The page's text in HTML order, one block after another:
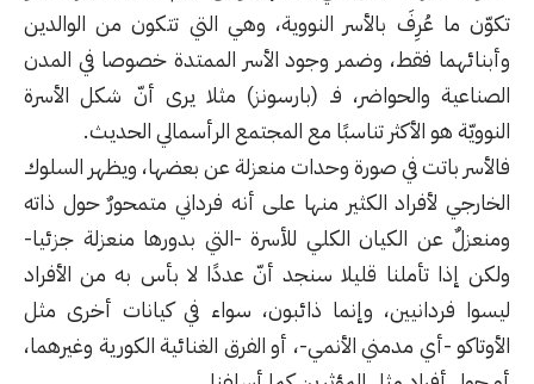
تكوّن ما عُرِفَ بالأسر النووية، وهي التي تتكون من الوالدين
وأبنائهما فقط، وضمر وجود الأسر الممتدة خصوصا في المدن
الصناعية والحواضر، فـ (بارسونز) مثلا يرى أنّ شكل الأسرة
النوويّة هو الأكثر تناسبًا مع المجتمع الرأسمالي الحديث.
فالأسر باتت في صورة وحدات منعزلة عن بعضها، ويظهر السلوك
الخارجي لأفراد الكثير منها على أنه فرداني متمحورٌ حول ذاته
ومنعزلٌ عن الكيان الكلي للأسرة -التي بدورها منعزلة جزئيا-
ولكن إذا تأملنا قليلا سنجد أنّ عددًا لا بأس به من الأفراد
ليسوا فردانيين، وإنما ذائبون، سواء في كيانات أخرى مثل
الأوتاكو -أي مدمني الأنمي-، أو الفرق الغنائية الكورية وغيرهما،